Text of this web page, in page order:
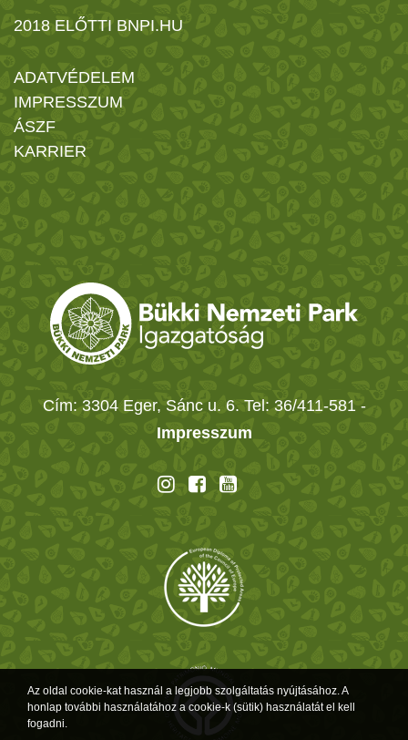
2018 ELŐTTI BNPI.HU
ADATVÉDELEM
IMPRESSZUM
ÁSZF
KARRIER
Cím: 3304 Eger, Sánc u. 6. Tel: 36/411-581 -
Impresszum
Az oldal cookie-kat használ a legjobb szolgáltatás nyújtásához. A
honlap további használatához a cookie-k (sütik) használatát el kell
fogadni.